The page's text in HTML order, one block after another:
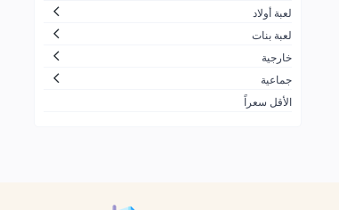
شركة العاب السفير للتجارة
ألعاب القحطاني
شركة لعبتي الحديثة للألعاب
محترف العاب الكمبيوتر للتجارة
لعبة أولاد
لعبة بنات
خارجية
جماعية
الأقل سعراً